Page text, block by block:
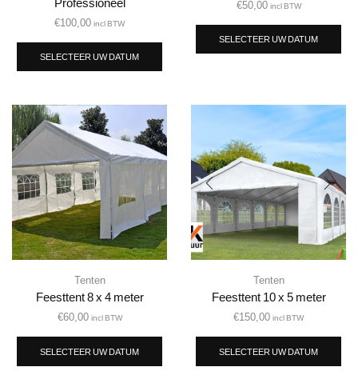
€100,00 incl BTW
SELECTEER UW DATUM
€50,00 incl BTW
SELECTEER UW DATUM
Tenten
Feesttent 8 x 4 meter
€60,00 incl BTW
SELECTEER UW DATUM
Tenten
Feesttent 10 x 5 meter
€150,00 incl BTW
SELECTEER UW DATUM